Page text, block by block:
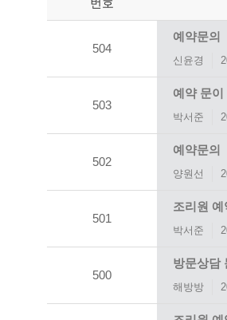
번호
504
예약문의
신윤경
503
예약 문이
박서준
502
예약문의
양원선
501
조리원 예
박서준
500
방문상담
해방방